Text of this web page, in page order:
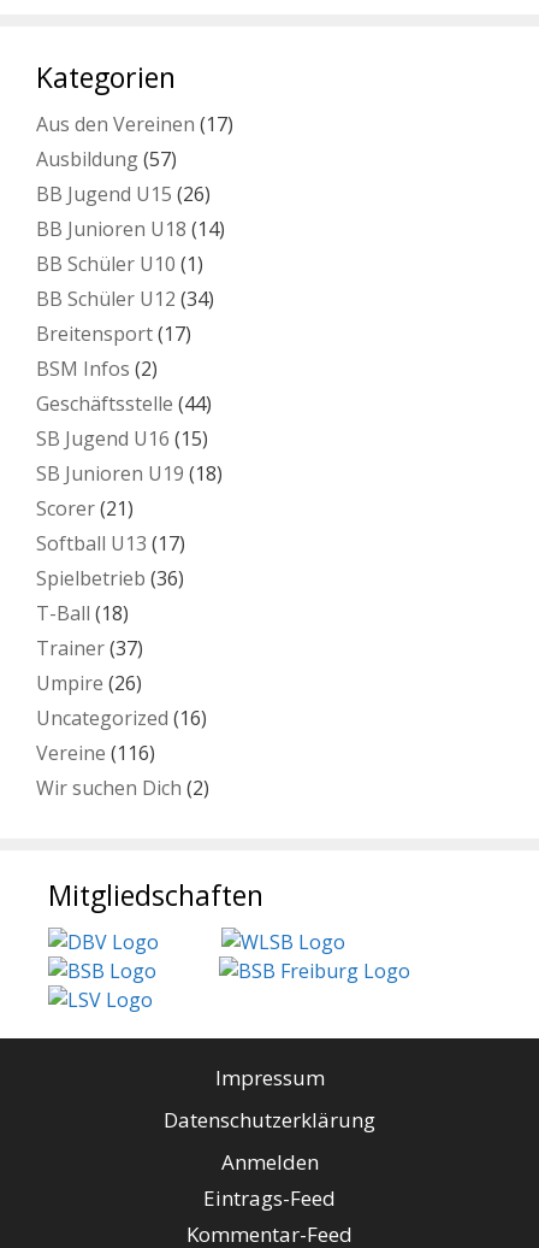
Kategorien
Aus den Vereinen (17)
Ausbildung(57)
BB Jugend U15 (26)
BB Junioren U18 (14)
BB Schüler U10 (1)
BB Schüler U12 (34)
Breitensport(17)
BSM Infos (2)
Geschäftsstelle (44)
SB Jugend U16 (15)
SB Junioren U19 (18)
Scorer(21)
Softball U13 (17)
Spielbetrieb (36)
T-Ball (18)
Trainer(37)
Umpire (26)
Uncategorized (16)
Vereine (116)
Wir suchen Dich (2)
Mitgliedschaften
Impressum
Datenschutzerklärung
Anmelden
Eintrags-Feed
Kommentar-Feed